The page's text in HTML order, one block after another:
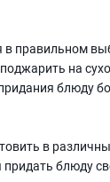
правильном
на
блюду
в
блюду